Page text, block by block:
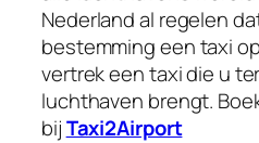
Nederland al regelen
bestemming een taxi
vertrek een taxi die u
luchthaven brengt.
bijTaxi2Airport